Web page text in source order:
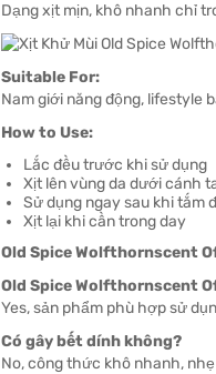
Dạng xịt mịn, khô nhanh chỉ
Suitable For:
Nam giới năng động, lifestyle
How to Use:
Lắc đều trước khi sử dụng
Xịt lên vùng da dưới cánh
Sử dụng ngay sau khi tắm
Xịt lại khi cần trong day
Old Spice Wolfthornscent
Old Spice Wolfthornscent
Yes, sản phẩm phù hợp sử
Có gây bết dính không?
No, công thức khô nhanh,